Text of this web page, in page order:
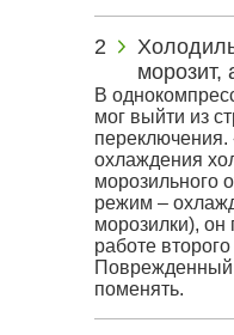
морозит,
В
мог выйти из
охлаждения
морозильного
режим –
морозилки), он
работе второго
Поврежденный
поменять.